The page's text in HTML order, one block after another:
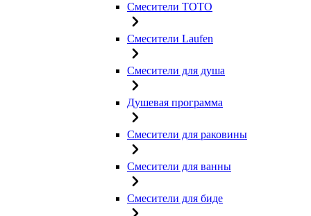
Смесители TOTO
Смесители Laufen
Смесители для душа
Душевая программа
Смесители для раковины
Смесители для ванны
Смесители для биде